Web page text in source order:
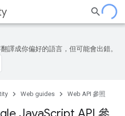
譯成你偏好的語言，但可能會出錯。
Web guides Web API 參照